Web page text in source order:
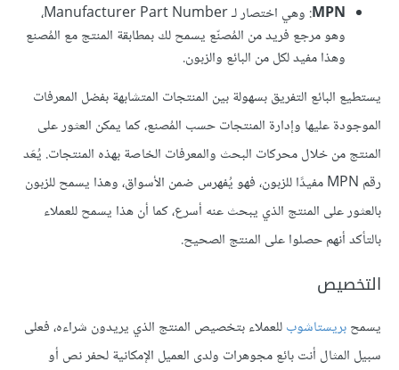
MPN
: وهي اختصار لـ Manufacturer Part Number،
وهو مرجع فريد من المُصنّع يسمح لك بمطابقة المنتج مع المُصنع
وهذا مفيد لكل من البائع والزبون.
يستطيع البائع التفريق بسهولة بين المنتجات المتشابهة بفضل المعرفات
الموجودة عليها وإدارة المنتجات حسب المُصنع، كما يمكن العثور على
المنتج من خلال محركات البحث والمعرفات الخاصة بهذه المنتجات. يُعَد
رقم MPN مفيدًا للزبون، فهو يُفهرس ضمن الأسواق، وهذا يسمح للزبون
بالعثور على المنتج الذي يبحث عنه أسرع، كما أن هذا يسمح للعملاء
بالتأكد أنهم حصلوا على المنتج الصحيح.
التخصيص
يسمحبريستاشوبللعملاء بتخصيص المنتج الذي يريدون شراءه، فعلى
سبيل المثال أنت بائع مجوهرات ولدى العميل الإمكانية لحفر نص أو